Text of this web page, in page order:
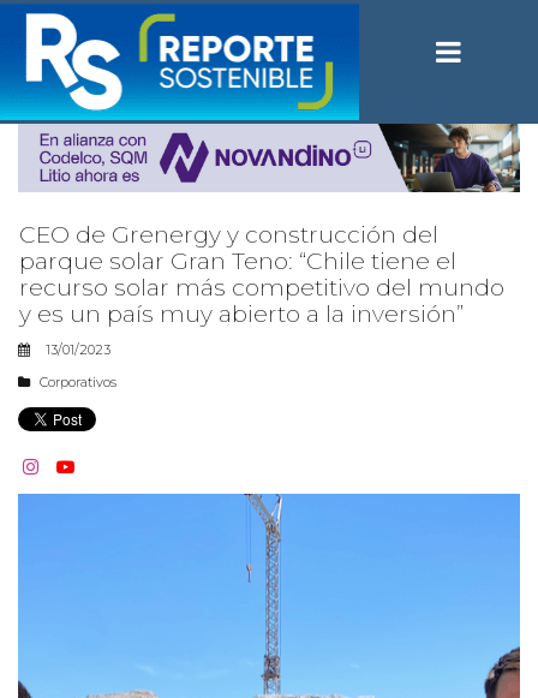
CEO de Grenergy y construcción del
parque solar Gran Teno: “Chile tiene el
recurso solar más competitivo del mundo
y es un país muy abierto a la inversión”
13/01/2023
Corporativos
 